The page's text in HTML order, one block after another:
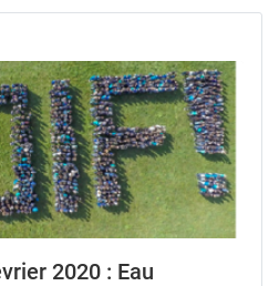
2020 : Eau